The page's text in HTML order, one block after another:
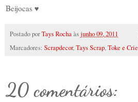
Beijocas ♥
Postado porTays Rochaàsjunho 09, 2011
Marcadores: Scrapdecor,Tays Scrap,Toke e Crie
20 comentários: